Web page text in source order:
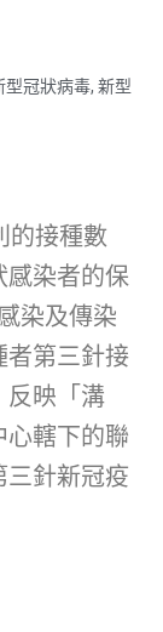
型冠狀病毒, 新型
的接種數
感染者的保
染及傳染
者第三針接
反映「溝
心轄下的聯
三針新冠疫